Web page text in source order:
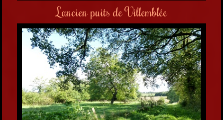
L'ancien puits de Villemblée